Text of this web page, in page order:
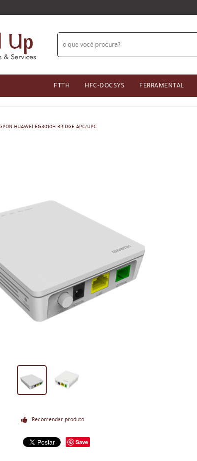
FTTH HFC-DOCSYS FERRAMENTAL
HUAWEI EG8010H BRIDGE APC/UPC
Recomendar produto
Save